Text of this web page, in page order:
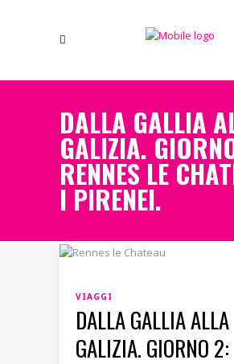
DALLA GALLIA
GALIZIA.
RENNES LE
I PIRENEI.
VIAGGI
DALLA GALLIA ALLA
GALIZIA. GIORNO 2: